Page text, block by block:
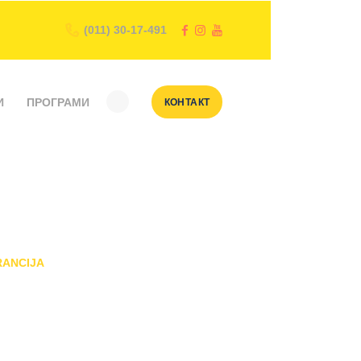
(011) 30-17-491
ПРОГРАМИ КОНТАКТ